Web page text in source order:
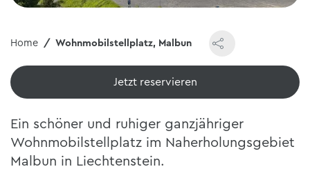
Home Wohnmobilstellplatz, Malbun
Jetzt reservieren
Ein schöner und ruhiger ganzjähriger
Wohnmobilstellplatz im Naherholungsgebiet
Malbun in Liechtenstein.